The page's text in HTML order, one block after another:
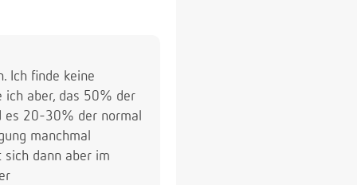
Ich finde keine
ich aber, das 50% der
es 20-30% der normal
manchmal
sich dann aber im